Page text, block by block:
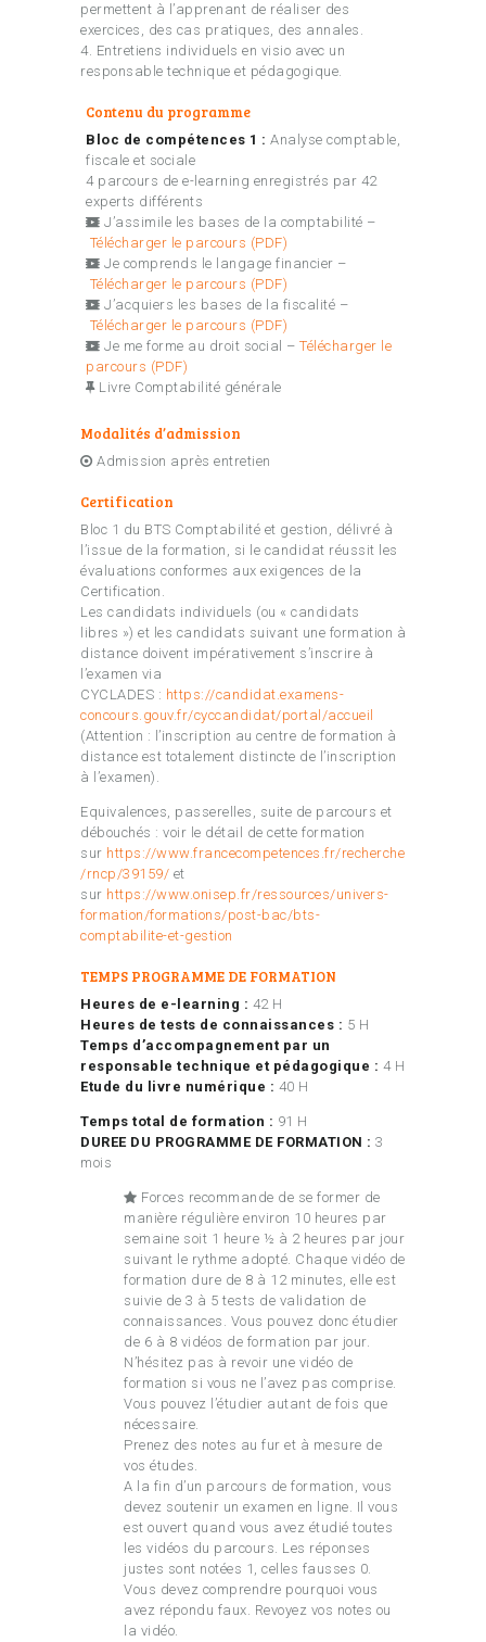
permettent à l’apprenant de réaliser des
exercices, des cas pratiques, des annales.
4. Entretiens individuels en visio avec un
responsable technique et pédagogique.
Contenu du programme
Bloc de compétences 1 : Analyse comptable,
fiscale et sociale
4 parcours de e-learning enregistrés par 42
experts différents
J’assimile les bases de la comptabilité –
Télécharger le parcours (PDF)
Je comprends le langage financier –
Télécharger le parcours (PDF)
J’acquiers les bases de la fiscalité –
Télécharger le parcours (PDF)
Je me forme au droit social – Télécharger le
parcours (PDF)
Livre Comptabilité générale
Modalités d’admission
Admission après entretien
Certification
Bloc 1 du BTS Comptabilité et gestion, délivré à
l’issue de la formation, si le candidat réussit les
évaluations conformes aux exigences de la
Certification.
Les candidats individuels (ou « candidats
libres ») et les candidats suivant une formation à
distance doivent impérativement s’inscrire à
l’examen via
CYCLADES : https://candidat.examens-
concours.gouv.fr/cyccandidat/portal/accueil
(Attention : l’inscription au centre de formation à
distance est totalement distincte de l’inscription
à l’examen).
Equivalences, passerelles, suite de parcours et
débouchés : voir le détail de cette formation
sur https://www.francecompetences.fr/recherche
/rncp/39159/ et
sur https://www.onisep.fr/ressources/univers-
formation/formations/post-bac/bts-
comptabilite-et-gestion
TEMPS PROGRAMME DE FORMATION
Heures de e-learning : 42 H
Heures de tests de connaissances : 5 H
Temps d’accompagnement par un
responsable technique et pédagogique : 4 H
Etude du livre numérique : 40 H
Temps total de formation : 91 H
DUREE DU PROGRAMME DE FORMATION : 3
mois
Forces recommande de se former de
manière régulière environ 10 heures par
semaine soit 1 heure ½ à 2 heures par jour
suivant le rythme adopté. Chaque vidéo de
formation dure de 8 à 12 minutes, elle est
suivie de 3 à 5 tests de validation de
connaissances. Vous pouvez donc étudier
de 6 à 8 vidéos de formation par jour.
N’hésitez pas à revoir une vidéo de
formation si vous ne l’avez pas comprise.
Vous pouvez l’étudier autant de fois que
nécessaire.
Prenez des notes au fur et à mesure de
vos études.
A la fin d’un parcours de formation, vous
devez soutenir un examen en ligne. Il vous
est ouvert quand vous avez étudié toutes
les vidéos du parcours. Les réponses
justes sont notées 1, celles fausses 0.
Vous devez comprendre pourquoi vous
avez répondu faux. Revoyez vos notes ou
la vidéo.